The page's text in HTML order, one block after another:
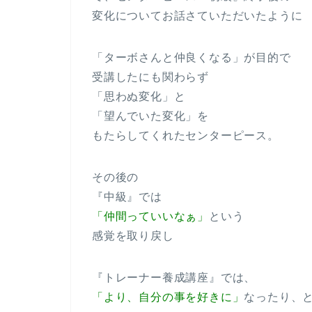
変化についてお話さていただいたように
「ターボさんと仲良くなる」が目的で
受講したにも関わらず
「思わぬ変化」と
「望んでいた変化」を
もたらしてくれたセンターピース。
その後の
『中級』では
「仲間っていいなぁ」
という
感覚を取り戻し
『トレーナー養成講座』では、
「より、自分の事を好きに」 なったり、